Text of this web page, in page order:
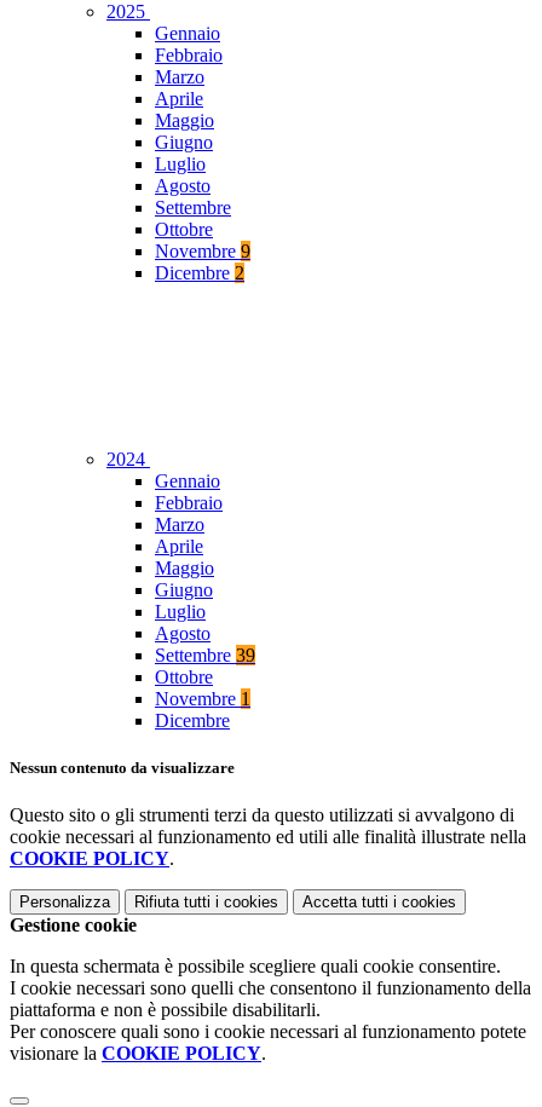
2025
Gennaio
Febbraio
Marzo
Aprile
Maggio
Giugno
Luglio
Agosto
Settembre
Ottobre
Novembre 9
Dicembre 2
2024
Gennaio
Febbraio
Marzo
Aprile
Maggio
Giugno
Luglio
Agosto
Settembre 39
Ottobre
Novembre 1
Dicembre
Nessun contenuto da visualizzare
Questo sito o gli strumenti terzi da questo utilizzati si avvalgono di
cookie necessari al funzionamento ed utili alle finalità illustrate nella
COOKIE POLICY.
Personalizza Rifiuta tutti i cookies Accetta tutti i cookies
Gestione cookie
In questa schermata è possibile scegliere quali cookie consentire.
I cookie necessari sono quelli che consentono il funzionamento della
piattaforma e non è possibile disabilitarli.
Per conoscere quali sono i cookie necessari al funzionamento potete
visionare la COOKIE POLICY.